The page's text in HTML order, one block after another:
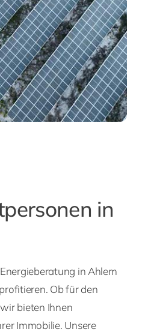
in
in Ahlem
Ob für den
bieten Ihnen
Immobilie. Unsere